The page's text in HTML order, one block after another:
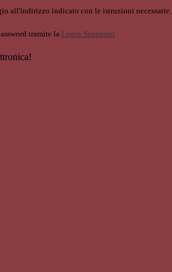
all'indirizzo indicato con le istruzioni necessarie.
tramite la Login Spaggiari